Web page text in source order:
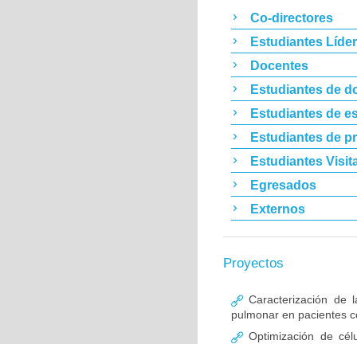
Co-directores
Estudiantes
Docentes
Estudiantes de
Estudiantes de
Estudiantes de
Estudiantes
Egresados
Externos
Proyectos
Caracterización de
pulmonar en pacientes
Optimización de